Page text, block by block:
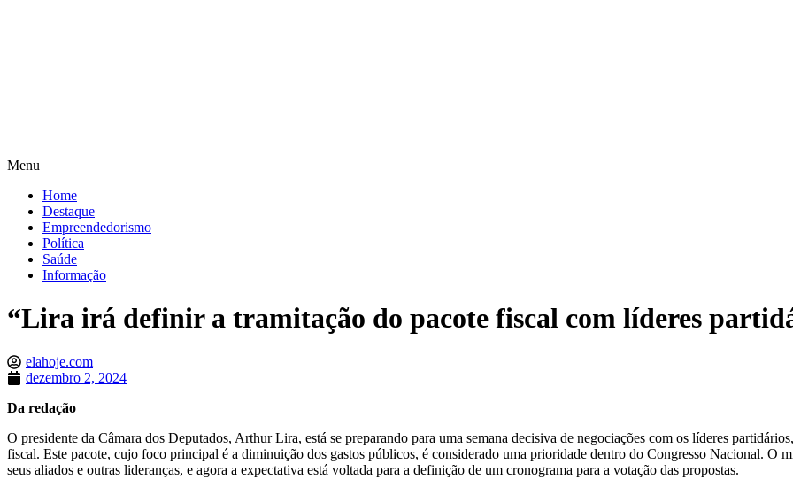
Menu
Home
Destaque
Empreendedorismo
Política
Saúde
Informação
“Lira irá definir a tramitação do pacote fiscal com líderes
elahoje.com
dezembro 2, 2024
Da redação
O presidente da Câmara dos Deputados, Arthur Lira, está se preparando para uma semana decisiva de negociações com os líderes
fiscal. Este pacote, cujo foco principal é a diminuição dos gastos públicos, é considerado uma prioridade dentro do Congresso Nacional. O
seus aliados e outras lideranças, e agora a expectativa está voltada para a definição de um cronograma para a votação das propostas.